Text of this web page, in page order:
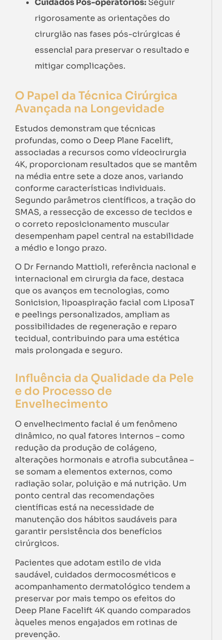
Cuidados Pós-operatórios: Seguir
rigorosamente as orientações do
cirurgião nas fases pós-cirúrgicas é
essencial para preservar o resultado e
mitigar complicações.
O Papel da Técnica Cirúrgica
Avançada na Longevidade
Estudos demonstram que técnicas
profundas, como o Deep Plane Facelift,
associadas a recursos como vídeocirurgia
4K, proporcionam resultados que se mantêm
na média entre sete a doze anos, variando
conforme características individuais.
Segundo parâmetros científicos, a tração do
SMAS, a ressecção de excesso de tecidos e
o correto reposicionamento muscular
desempenham papel central na estabilidade
a médio e longo prazo.
O Dr Fernando Mattioli, referência nacional e
internacional em cirurgia da face, destaca
que os avanços em tecnologias, como
Sonicision, lipoaspiração facial com LiposaT
e peelings personalizados, ampliam as
possibilidades de regeneração e reparo
tecidual, contribuindo para uma estética
mais prolongada e seguro.
Influência da Qualidade da Pele
e do Processo de
Envelhecimento
O envelhecimento facial é um fenômeno
dinâmico, no qual fatores internos – como
redução da produção de colágeno,
alterações hormonais e atrofia subcutânea –
se somam a elementos externos, como
radiação solar, poluição e má nutrição. Um
ponto central das recomendações
científicas está na necessidade de
manutenção dos hábitos saudáveis para
garantir persistência dos benefícios
cirúrgicos.
Pacientes que adotam estilo de vida
saudável, cuidados dermocosméticos e
acompanhamento dermatológico tendem a
preservar por mais tempo os efeitos do
Deep Plane Facelift 4K quando comparados
àqueles menos engajados em rotinas de
prevenção.